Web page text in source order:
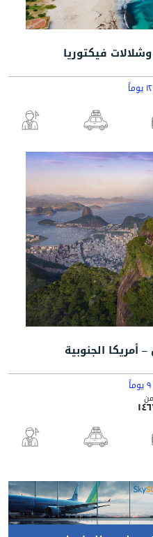
فيكتوريا
١٢ يوماً
أمريكا الجنوبية
٩ يوماً